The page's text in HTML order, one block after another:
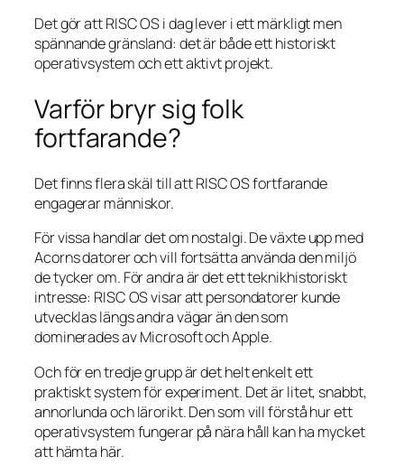
Det gör att RISC OS i dag lever i ett märkligt men
spännande gränsland: det är både ett historiskt
operativsystem och ett aktivt projekt.
Varför bryr sig folk
fortfarande?
Det finns flera skäl till att RISC OS fortfarande
engagerar människor.
För vissa handlar det om nostalgi. De växte upp med
Acorns datorer och vill fortsätta använda den miljö
de tycker om. För andra är det ett teknikhistoriskt
intresse: RISC OS visar att persondatorer kunde
utvecklas längs andra vägar än den som
dominerades av Microsoft och Apple.
Och för en tredje grupp är det helt enkelt ett
praktiskt system för experiment. Det är litet, snabbt,
annorlunda och lärorikt. Den som vill förstå hur ett
operativsystem fungerar på nära håll kan ha mycket
att hämta här.